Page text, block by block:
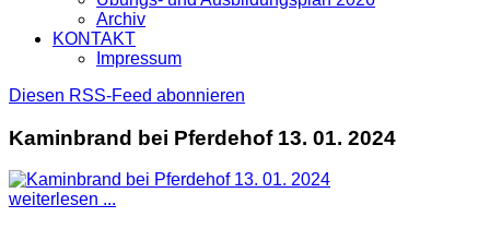
Archiv
KONTAKT
Impressum
Diesen RSS-Feed abonnieren
Kaminbrand bei Pferdehof 13. 01. 2024
weiterlesen ...